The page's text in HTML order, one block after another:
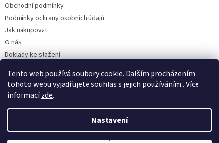
Tento web používá soubory cookie. Dalším procházením
tohoto webu vyjadřujete souhlas s jejich používáním.. Více
informacízde.
Nastavení
Obchodní podmínky
Podmínky ochrany osobních údajů
Jak nakupovat
O nás
Doklady ke stažení
Velkoobchod
Vytvořil Shoptet